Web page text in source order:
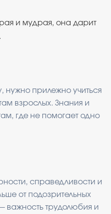
и мудрая, она дарит
нужно прилежно учиться
взрослых. Знания и
где не помогает одно
справедливости и
от подозрительных
важность трудолюбия и